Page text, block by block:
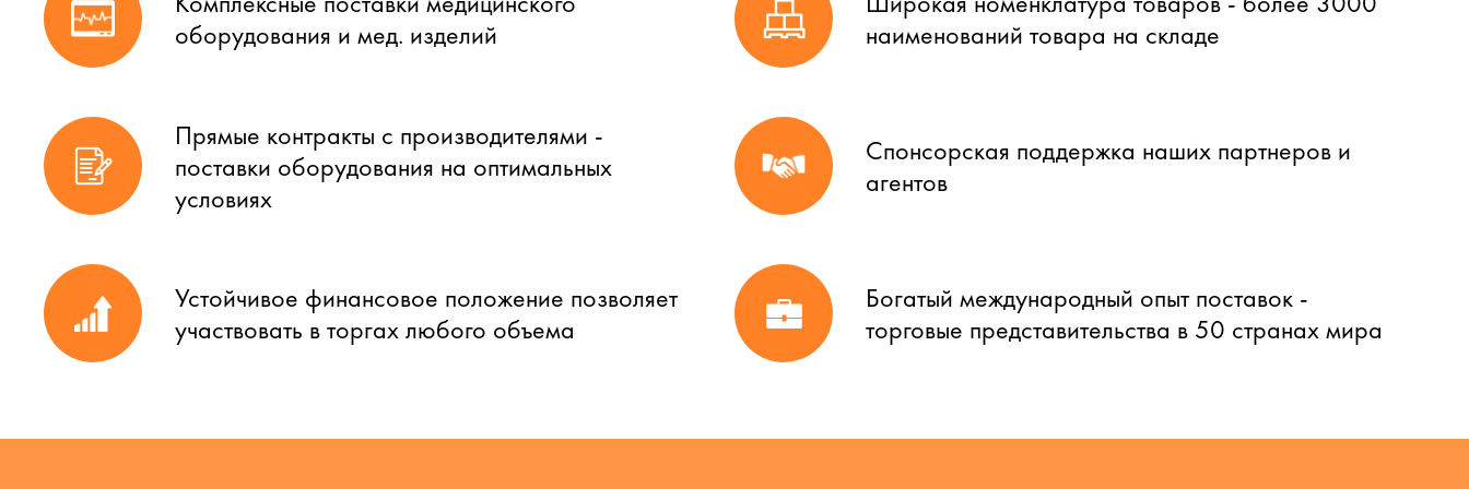
оборудования и мед. изделий
Прямые контракты с производителями -
поставки оборудования на оптимальных
условиях
Устойчивое финансовое положение позволяет
участвовать в торгах любого объема
наименований товара на складе
Спонсорская поддержка наших партнеров и
агентов
Богатый международный опыт поставок -
торговые представительства в 50 странах мира